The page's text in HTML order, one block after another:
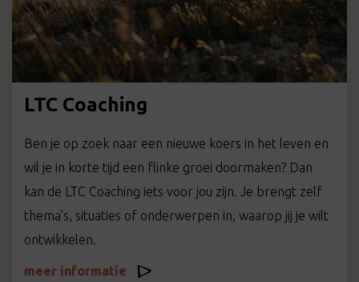
LTC Coaching
Ben je op zoek naar een nieuwe koers in het leven en
wil je in korte tijd een flinke groei doormaken? Dan
kan de LTC Coaching iets voor jou zijn. Je brengt zelf
thema’s, situaties of onderwerpen in, waarop jij je wilt
ontwikkelen.
meer informatie